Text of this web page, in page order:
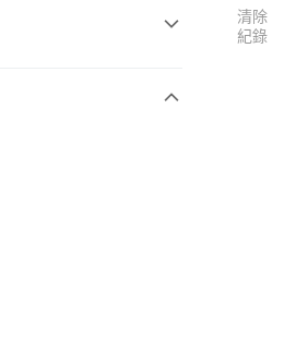
清除
紀錄